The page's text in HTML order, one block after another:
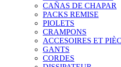
CAÑAS DE CHAPAR
PACKS REMISE
PIOLETS
CRAMPONS
ACCESOIRES ET
GANTS
CORDES